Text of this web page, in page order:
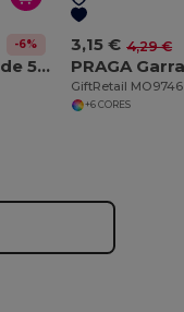
-6%
UTAH Garrafa de 500ml em Tritan
3,15 € 4,29 €
GiftRetail MO9746
+6 CORES